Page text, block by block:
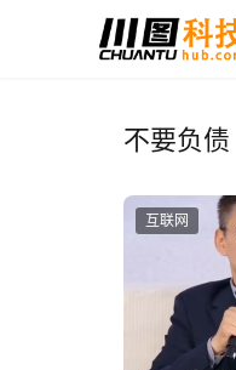
不要负债
互联网